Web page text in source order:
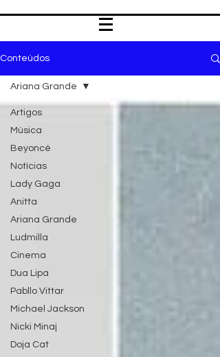
Conteúdos
Artigos
Música
Beyoncé
Notícias
Lady Gaga
Anitta
Ariana Grande
Ludmilla
Cinema
Dua Lipa
Pabllo Vittar
Michael Jackson
Nicki Minaj
Doja Cat
Ariana Grande